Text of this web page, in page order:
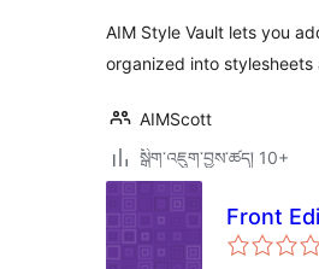
AIM Style Vault lets you
organized into
AIMScott
སྒྲིག་འཇུག་བྱས་ཚད། 10+
Front